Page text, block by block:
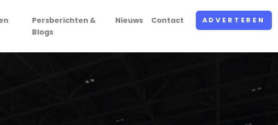
Persberichten &
Blogs
Nieuws Contact ADVERTEREN